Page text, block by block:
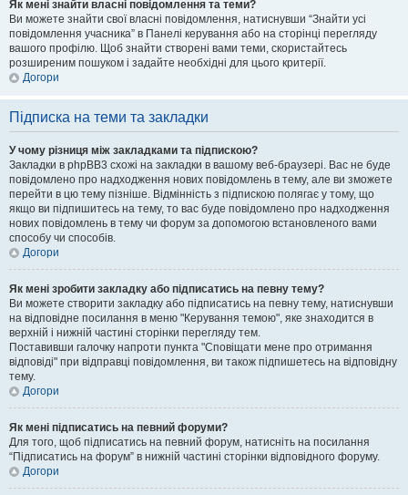
Як мені знайти власні повідомлення та теми?
Ви можете знайти свої власні повідомлення, натиснувши “Знайти усі
повідомлення учасника” в Панелі керування або на сторінці перегляду
вашого профілю. Щоб знайти створені вами теми, скористайтесь
розширеним пошуком і задайте необхідні для цього критерії.
Догори
Підписка на теми та закладки
У чому різниця між закладками та підпискою?
Закладки в phpBB3 схожі на закладки в вашому веб-браузері. Вас не буде
повідомлено про надходження нових повідомлень в тему, але ви зможете
перейти в цю тему пізніше. Відмінність з підпискою полягає у тому, що
якщо ви підпишитесь на тему, то вас буде повідомлено про надходження
нових повідомлень в тему чи форум за допомогою встановленого вами
способу чи способів.
Догори
Як мені зробити закладку або підписатись на певну тему?
Ви можете створити закладку або підписатись на певну тему, натиснувши
на відповідне посилання в меню "Керування темою", яке знаходится в
верхній і нижній частині сторінки перегляду тем.
Поставивши галочку напроти пункта "Сповіщати мене про отримання
відповіді" при відправці повідомлення, ви також підпишетесь на відповідну
тему.
Догори
Як мені підписатись на певний форуми?
Для того, щоб підписатись на певний форум, натисніть на посилання
“Підписатись на форум” в нижній частині сторінки відповідного форуму.
Догори